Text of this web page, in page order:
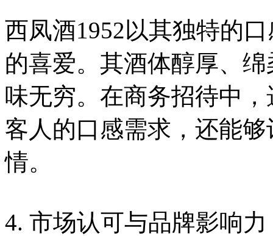
西凤酒1952以其独特的
的喜爱。其酒体醇厚、
味无穷。在商务招待中
客人的口感需求，还能
情。
4. 市场认可与品牌影响力